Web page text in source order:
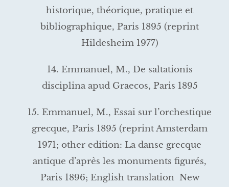
historique, théorique, pratique et
bibliographique, Paris 1895 (reprint
Hildesheim 1977)
14. Emmanuel, M., De saltationis
disciplina apud Graecos, Paris 1895
15. Emmanuel, M., Essai sur l’orchestique
grecque, Paris 1895 (reprint Amsterdam
1971; other edition: La danse grecque
antique d’après les monuments figurés,
Paris 1896; English translation New